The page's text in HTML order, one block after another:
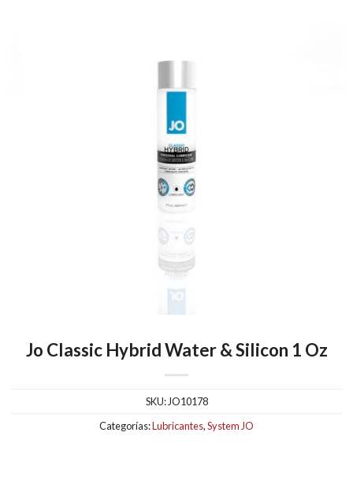
Jo Classic Hybrid Water & Silicon 1 Oz
SKU: JO10178
Categorías:Lubricantes,System JO